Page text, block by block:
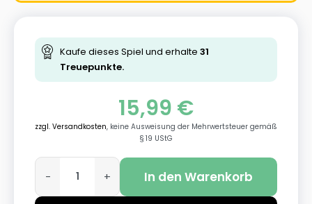
Kaufe dieses Spiel und erhalte 31
Treuepunkte.
15,99 €
zzgl. Versandkosten, keine Ausweisung der Mehrwertsteuer gemäß
§ 19 UStG
- + In den Warenkorb